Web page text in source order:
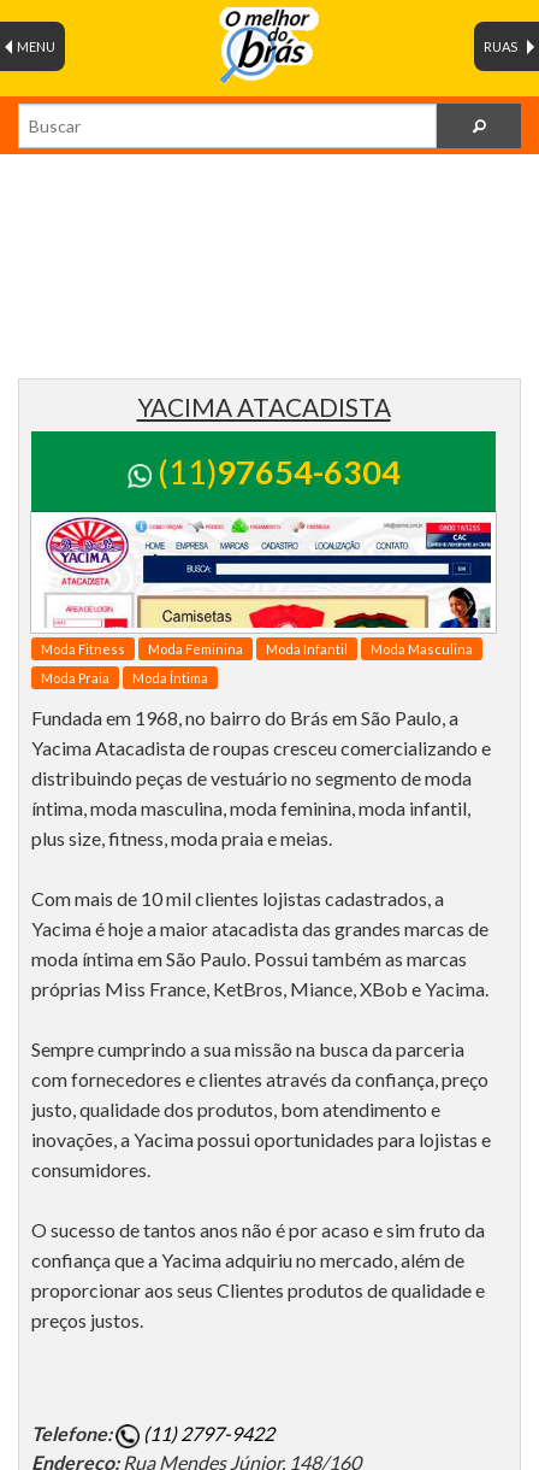
RUAS
MENU
YACIMA ATACADISTA
(11)97654-6304
Moda Fitness Moda Feminina Moda Infantil
Moda Masculina
Moda Praia
Moda Íntima
Fundada em 1968, no bairro do Brás em São Paulo, a
Yacima Atacadista de roupas cresceu comercializando e
distribuindo peças de vestuário no segmento de moda
íntima, moda masculina, moda feminina, moda infantil,
plus size, fitness, moda praia e meias.
Com mais de 10 mil clientes lojistas cadastrados, a
Yacima é hoje a maior atacadista das grandes marcas de
moda íntima em São Paulo. Possui também as marcas
próprias Miss France, KetBros, Miance, XBob e Yacima.
Sempre cumprindo a sua missão na busca da parceria
com fornecedores e clientes através da confiança, preço
justo, qualidade dos produtos, bom atendimento e
inovações, a Yacima possui oportunidades para lojistas e
consumidores.
O sucesso de tantos anos não é por acaso e sim fruto da
confiança que a Yacima adquiriu no mercado, além de
proporcionar aos seus Clientes produtos de qualidade e
preços justos.
Telefone:
(11) 2797-9422
Endereço: Rua Mendes Júnior, 148/160